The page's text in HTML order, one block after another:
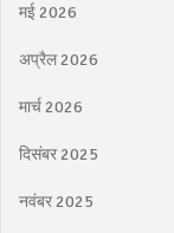
मई 2026
अप्रैल 2026
मार्च 2026
दिसंबर 2025
नवंबर 2025